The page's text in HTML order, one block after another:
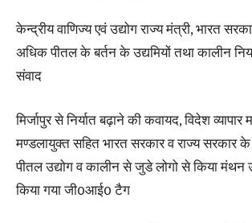
केन्द्रीय वाणिज्य एवं उद्योग राज्य मंत्री, भारत
अधिक पीतल के बर्तन के उद्यमियों तथा कालीन
संवाद
मिर्जापुर से निर्यात बढ़ाने की कवायद, विदेश
मण्डलायुक्त सहित भारत सरकार व राज्य सरकार
पीतल उद्योग व कालीन से जुडे लोगो से किया मंथन
किया गया जी0आई0 टैग